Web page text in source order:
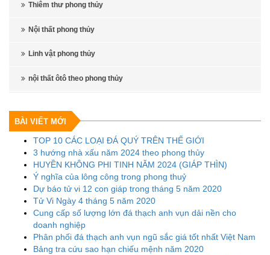
Thiêm thư phong thủy
Nội thất phong thủy
Linh vật phong thủy
nội thất ôtô theo phong thủy
BÀI VIẾT MỚI
TOP 10 CÁC LOẠI ĐÁ QUÝ TRÊN THẾ GIỚI
3 hướng nhà xấu năm 2024 theo phong thủy
HUYỀN KHÔNG PHI TINH NĂM 2024 (GIÁP THÌN)
Ý nghĩa của lông công trong phong thuỷ
Dự báo tử vi 12 con giáp trong tháng 5 năm 2020
Tử Vi Ngày 4 tháng 5 năm 2020
Cung cấp số lượng lớn đá thạch anh vụn dải nền cho
doanh nghiệp
Phân phối đá thạch anh vụn ngũ sắc giá tốt nhất Việt Nam
Bảng tra cứu sao hạn chiếu mệnh năm 2020